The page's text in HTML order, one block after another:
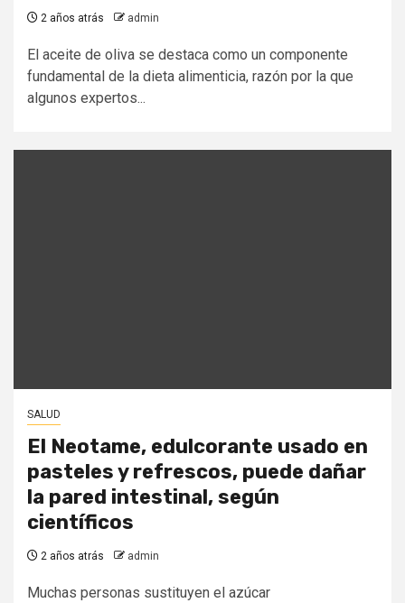
2 años atrás admin
El aceite de oliva se destaca como un componente
fundamental de la dieta alimenticia, razón por la que
algunos expertos...
SALUD
El Neotame, edulcorante usado en
pasteles y refrescos, puede dañar
la pared intestinal, según
científicos
2 años atrás admin
Muchas personas sustituyen el azúcar